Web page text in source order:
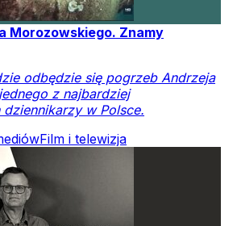
Morozowskiego. Znamy
odbędzie się pogrzeb Andrzeja
z najbardziej
w Polsce.
Film i telewizja